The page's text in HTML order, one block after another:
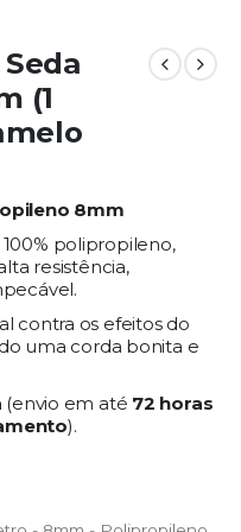
(1
8mm
polipropileno,
resistência,
contra os efeitos do
uma corda bonita e
(envio em até 72 horas
).